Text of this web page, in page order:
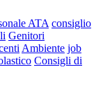
ATA consiglio
Genitori
Ambiente job
Consigli di